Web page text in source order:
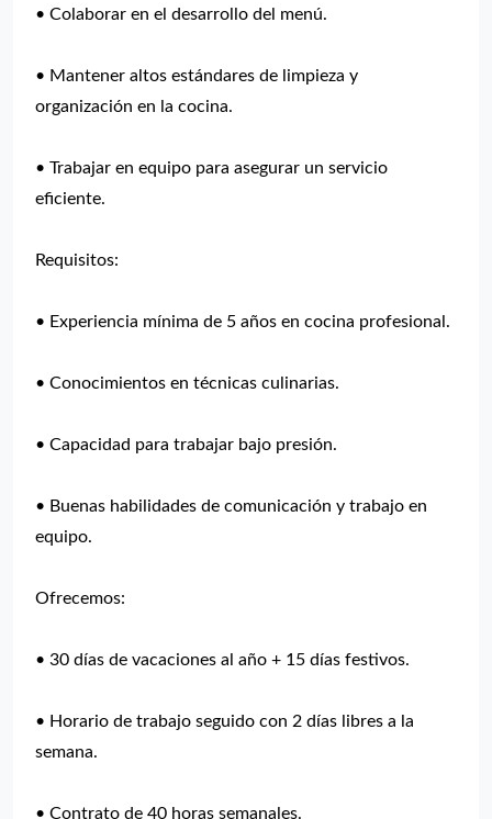
• Colaborar en el desarrollo del menú.
• Mantener altos estándares de limpieza y
organización en la cocina.
• Trabajar en equipo para asegurar un servicio
eficiente.
Requisitos:
• Experiencia mínima de 5 años en cocina profesional.
• Conocimientos en técnicas culinarias.
• Capacidad para trabajar bajo presión.
• Buenas habilidades de comunicación y trabajo en
equipo.
Ofrecemos:
• 30 días de vacaciones al año + 15 días festivos.
• Horario de trabajo seguido con 2 días libres a la
semana.
• Contrato de 40 horas semanales.